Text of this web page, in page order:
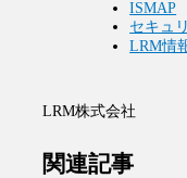
ISMAP
セキュ
LRM情
LRM株式会社
関連記事